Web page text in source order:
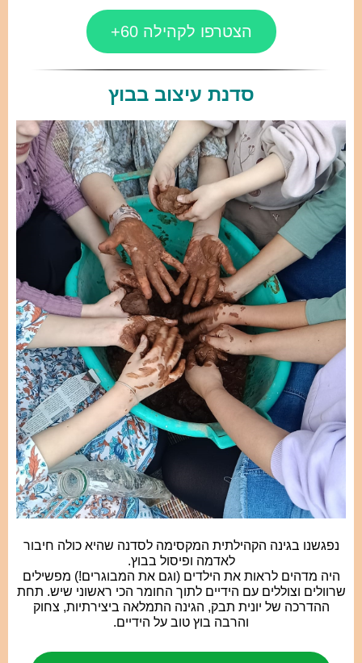
הצטרפו לקהילה 60+
סדנת עיצוב בבוץ
נפגשנו בגינה הקהילתית המקסימה לסדנה שהיא כולה חיבור
לאדמה ופיסול בבוץ.
​היה מדהים לראות את הילדים (וגם את המבוגרים!) מפשילים
שרוולים וצוללים עם הידיים לתוך החומר הכי ראשוני שיש. תחת
ההדרכה של יונית תבק, הגינה התמלאה ביצירתיות, צחוק
והרבה בוץ טוב על הידיים.